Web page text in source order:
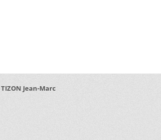
TIZON Jean-Marc